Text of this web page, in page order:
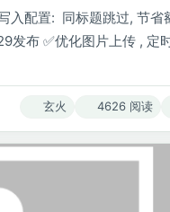
入配置: 同标题跳过, 节省
发布 ✅️优化图片上传 , 定
玄火 4626 阅读